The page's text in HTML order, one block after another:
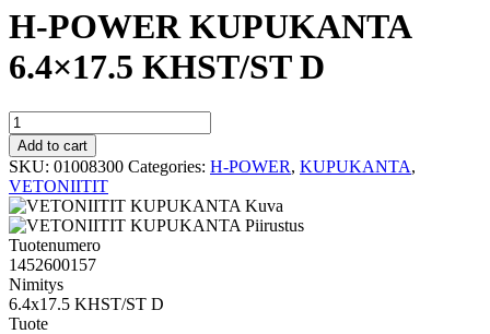
H-POWER KUPUKANTA
6.4×17.5 KHST/ST D
H-
POWER
KUPUKANTA
6.4x17.5
KHST/ST
D
quantity
Add to cart
SKU: 01008300 Categories: H-POWER, KUPUKANTA,
VETONIITIT
Tuotenumero
1452600157
Nimitys
6.4x17.5 KHST/ST D
Tuote